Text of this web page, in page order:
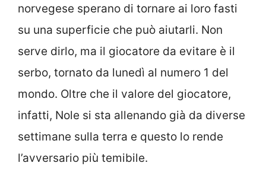
norvegese sperano di tornare ai loro fasti
su una superficie che può aiutarli. Non
serve dirlo, ma il giocatore da evitare è il
serbo, tornato da lunedì al numero 1 del
mondo. Oltre che il valore del giocatore,
infatti, Nole si sta allenando già da diverse
settimane sulla terra e questo lo rende
l’avversario più temibile.